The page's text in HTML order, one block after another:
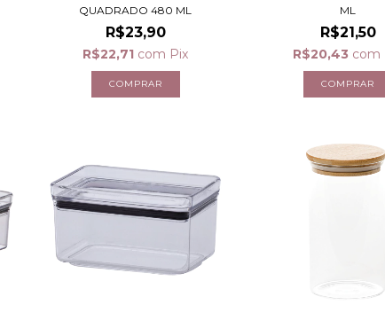
QUADRADO 480 ML
R$23,90
R$22,71 com Pix
ML
R$21,50
R$20,43 com